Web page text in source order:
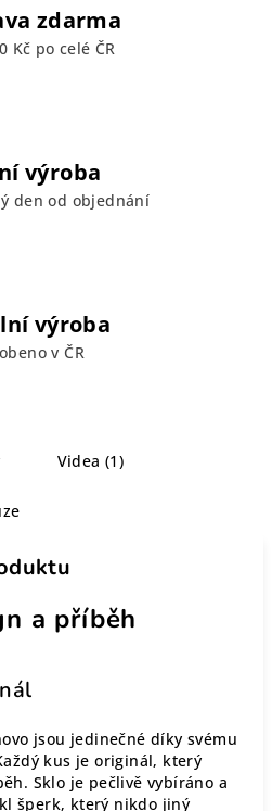
zdarma
Kč po celé ČR
výroba
den od objednání
výroba
v ČR
Videa (1)
a příběh
jsou jedinečné díky svému
kus je originál, který
Sklo je pečlivě vybíráno a
šperk, který nikdo jiný